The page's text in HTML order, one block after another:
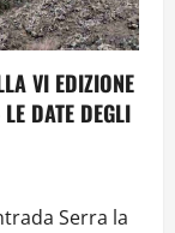
VI EDIZIONE
DATE DEGLI
Serra la